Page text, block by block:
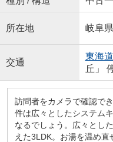
所在地 岐阜県
交通
東海
丘」
訪問者をカメラで確認で
件は広々としたシステム
なるでしょう。広々とし
えた3LDK。お湯を温め